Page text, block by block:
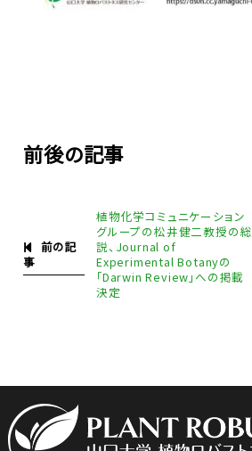
前後の記事
前の記
事
植物化学コミュニケーション
グループの松井健二教授の総
説、Journal of
Experimental Botanyの
｢Darwin Review｣への掲載
決定